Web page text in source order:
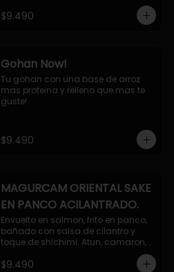
$9.490
Gohan Now!
Tu gohan con una base de arroz
mas proteina y relleno que mas te
guste!
$9.490
MAGURCAM ORIENTAL SAKE
EN PANCO ACILANTRADO.
Envuelto en salmon, frito en panco,
bañado con salsa de cilantro y
toque de shichimi. Atun, camaron,
$9.490